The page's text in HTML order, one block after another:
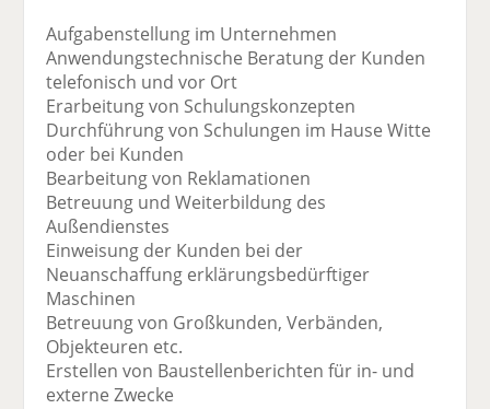
Aufgabenstellung im Unternehmen
Anwendungstechnische Beratung der Kunden
telefonisch und vor Ort
Erarbeitung von Schulungskonzepten
Durchführung von Schulungen im Hause Witte
oder bei Kunden
Bearbeitung von Reklamationen
Betreuung und Weiterbildung des
Außendienstes
Einweisung der Kunden bei der
Neuanschaffung erklärungsbedürftiger
Maschinen
Betreuung von Großkunden, Verbänden,
Objekteuren etc.
Erstellen von Baustellenberichten für in- und
externe Zwecke